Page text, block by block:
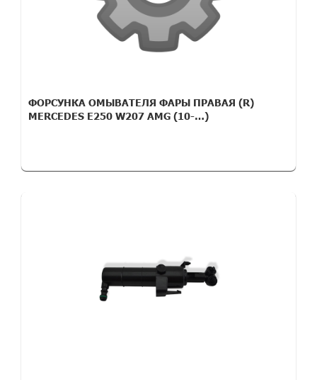
ФОРСУНКА ОМЫВАТЕЛЯ ФАРЫ ПРАВАЯ (R)
MERCEDES E250 W207 AMG (10-…)